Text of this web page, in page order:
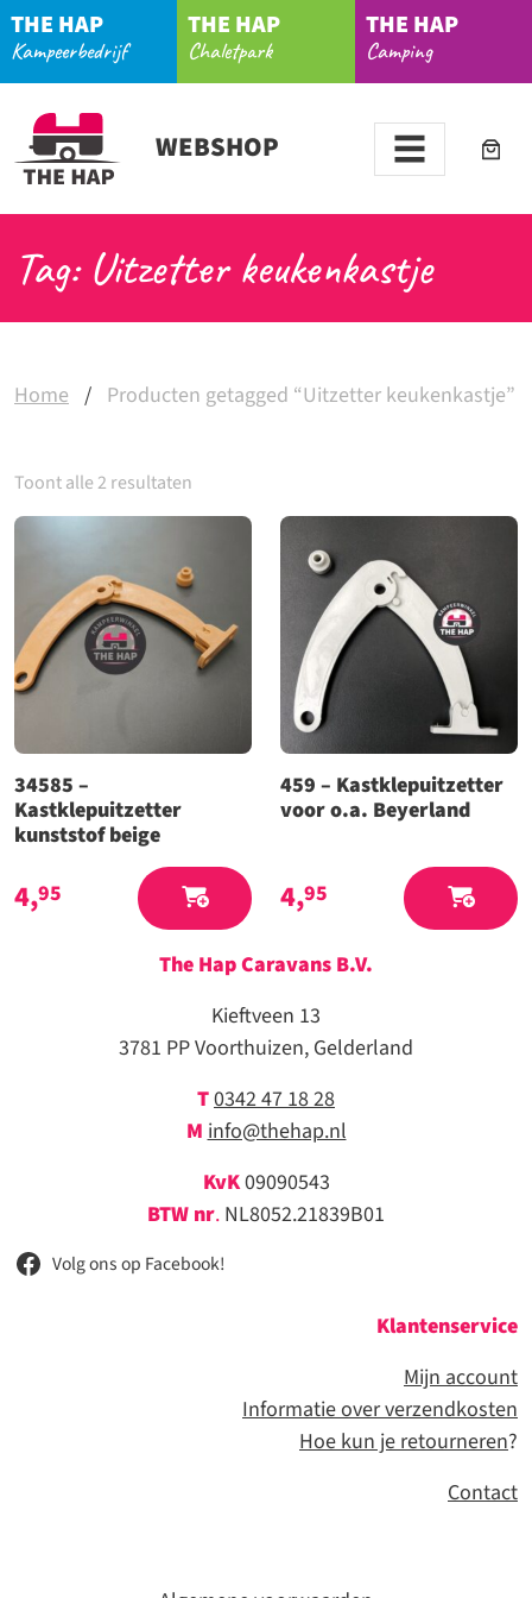
THE HAP
Kampeerbedrijf
THE HAP
Chaletpark
THE HAP
Camping
WEBSHOP
Tag: Uitzetter keukenkastje
Home / Producten getagged “Uitzetter keukenkastje”
Toont alle 2 resultaten
34585 –
Kastklepuitzetter
kunststof beige
4,95
459 – Kastklepuitzetter
voor o.a. Beyerland
4,95
The Hap Caravans B.V.
Kieftveen 13
3781 PP Voorthuizen, Gelderland
T0342 47 18 28
M info@thehap.nl
KvK09090543
BTW nr. NL8052.21839B01
Volg ons op Facebook!
Klantenservice
Mijn account
Informatie over verzendkosten
Hoe kun je retourneren?
Contact